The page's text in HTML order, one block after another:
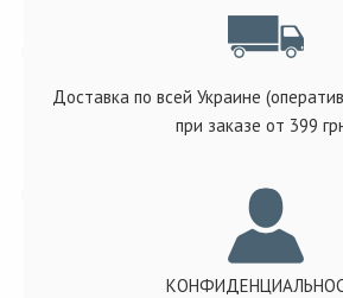
Доставка по всей Украине
при заказе от 399